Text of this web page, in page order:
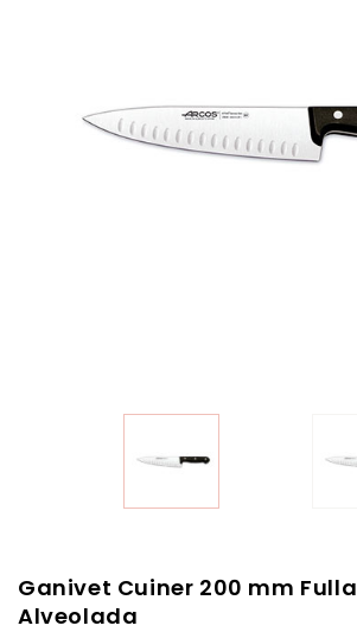
Ganivet Cuiner 200 mm Fulla
Alveolada